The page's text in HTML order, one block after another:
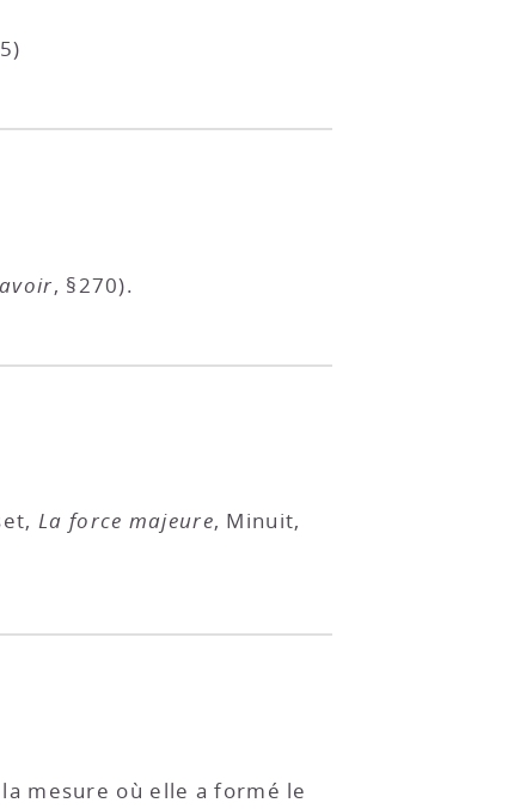
, §270).
La force majeure, Minuit,
mesure où elle a formé le